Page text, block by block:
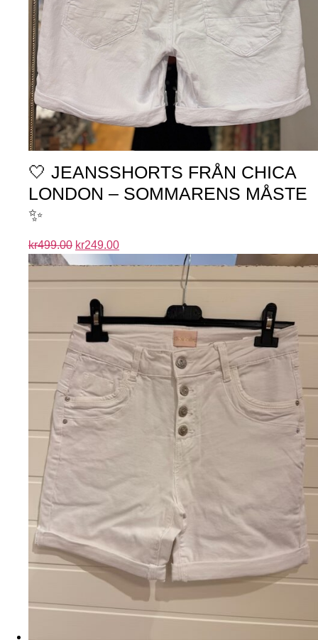
🤍 JEANSSHORTS FRÅN CHICA
LONDON – SOMMARENS MÅSTE
✨
kr499.00 kr249.00